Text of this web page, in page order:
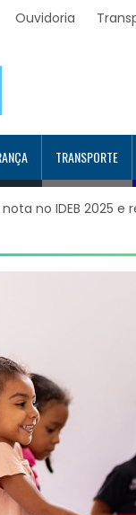
Ouvidoria
TRANSPORTE
evolução